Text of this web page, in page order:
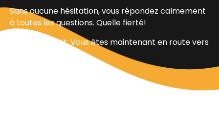
Sans aucune hésitation, vous répondez calmement
à toutes les questions. Quelle fierté!
Vous l’avez fait. Vous êtes maintenant en route vers
votre destination!!